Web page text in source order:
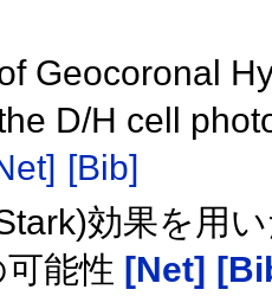
Geocoronal
D/H cell
[Bib]
効果を用
能性 [Net]